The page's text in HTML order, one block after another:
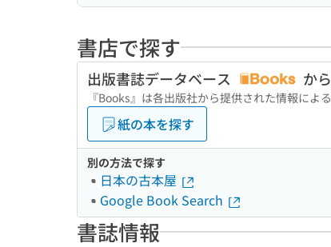
書店で探す
出版書誌データベース か
『Books』は各出版社から提供された情報によ
紙の本を探す
別の方法で探す
日本の古本屋
Google Book Search
書誌情報